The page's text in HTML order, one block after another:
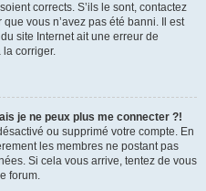
corrects. S’ils le sont, contactez
vous n’avez pas été banni. Il est
site Internet ait une erreur de
la corriger.
je ne peux plus me connecter ?!
ou supprimé votre compte. En
les membres ne postant pas
Si cela vous arrive, tentez de vous
forum.